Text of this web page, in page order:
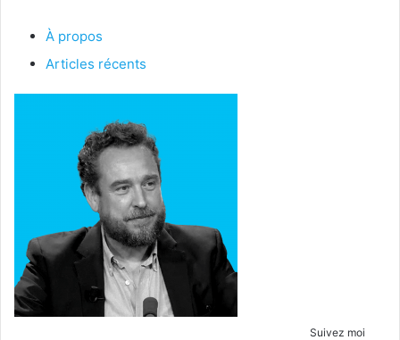
À propos
Articles récents
Suivez moi